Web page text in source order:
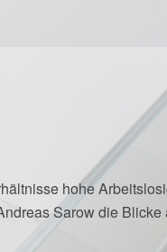
hohe
Sarow die